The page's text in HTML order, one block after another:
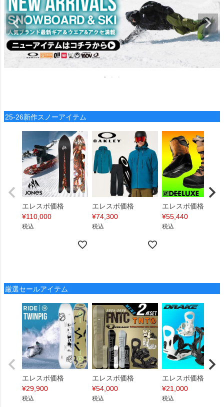
25-26新作スノーアイテム
エレスポ価格
¥110,000
税込
エレスポ価格
¥74,300
税込
エレスポ価格
¥55,440
税込
厳選セールアイテム
エレスポ価格
¥29,900
税込
エレスポ価格
¥54,000
税込
エレスポ価格
¥21,000
税込